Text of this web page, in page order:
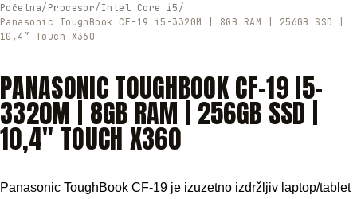
Početna Procesor
Intel Core i5
Panasonic ToughBook CF-19 i5-3320M | 8GB RAM | 256GB SSD |
10,4″ Touch X360
PANASONIC TOUGHBOOK CF-19 I5-
3320M | 8GB RAM | 256GB SSD |
10,4″ TOUCH X360
Panasonic ToughBook CF-19 je izuzetno izdržljiv laptop/tablet